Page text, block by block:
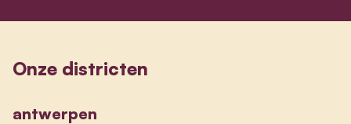
Onze districten
antwerpen